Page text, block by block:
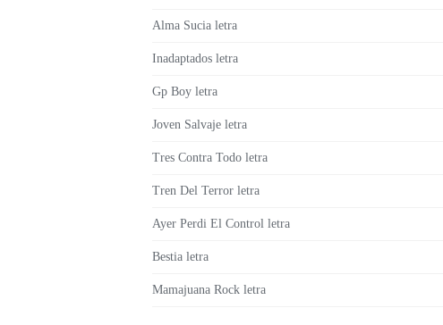
Alma Sucia letra
Inadaptados letra
Gp Boy letra
Joven Salvaje letra
Tres Contra Todo letra
Tren Del Terror letra
Ayer Perdi El Control letra
Bestia letra
Mamajuana Rock letra